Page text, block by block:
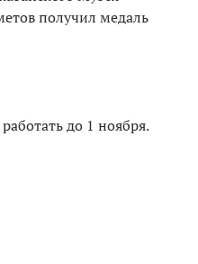
получил медаль
до 1 ноября.